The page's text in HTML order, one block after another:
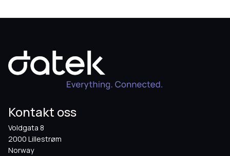
Kontakt oss
Voldgata 8
2000 Lillestrøm
Norway